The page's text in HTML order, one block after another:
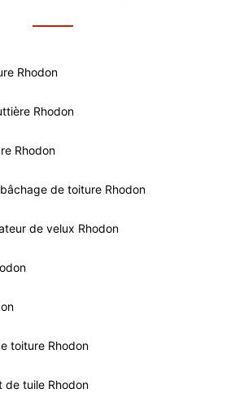
Rhodon
Rhodon
Rhodon
de toiture Rhodon
de velux Rhodon
toiture Rhodon
de tuile Rhodon